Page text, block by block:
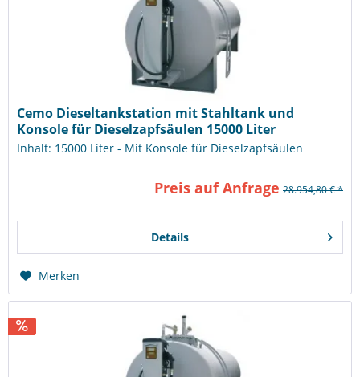
Cemo Dieseltankstation mit Stahltank und
Konsole für Dieselzapfsäulen 15000 Liter
Inhalt: 15000 Liter - Mit Konsole für Dieselzapfsäulen
Preis auf Anfrage 28.954,80 € *
Details
Merken